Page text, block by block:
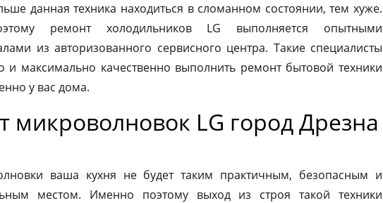
данная техника находиться в сломанном состоянии, тем хуже.
ремонт холодильников LG выполняется опытными
из авторизованного сервисного центра. Такие специалисты
и максимально качественно выполнить ремонт бытовой техники
у вас дома.
микроволновок LG город Дрезна
ваша кухня не будет таким практичным, безопасным и
местом. Именно поэтому выход из строя такой техники